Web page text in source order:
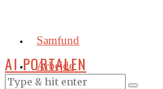
Samfund
Arbejde
AI PORTALEN